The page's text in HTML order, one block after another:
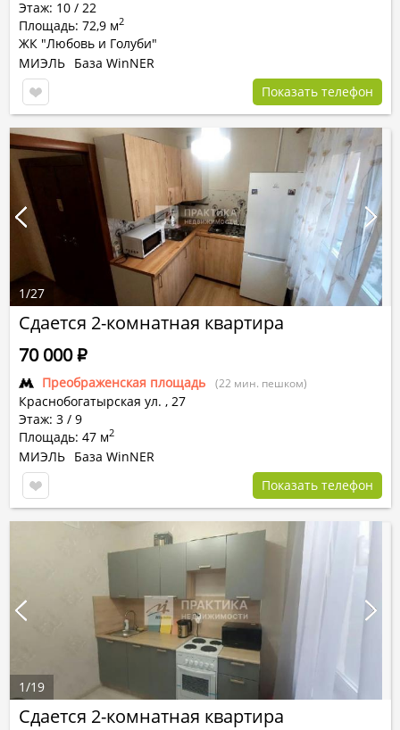
Этаж: 10 / 22
Площадь: 72,9 м2
ЖК "Любовь и Голуби"
МИЭЛЬ База WinNER
Показать телефон
Сдается 2-комнатная квартира
Преображенская площадь (22 мин. пешком)
Краснобогатырская ул. , 27
Этаж: 3 / 9
Площадь: 47 м2
70 000Р
МИЭЛЬ База WinNER
Показать телефон
1/27
Сдается 2-комнатная квартира
1/19